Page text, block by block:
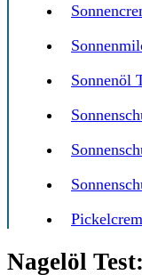
Sonnenöl
Nagelöl